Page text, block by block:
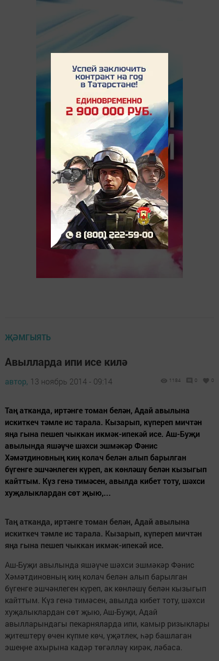
ҖӘМГЫЯТЬ
Авылларда ипи исе килә
автор, 13 ноябрь 2014 - 09:14 1184 0 0
Таң атканда, иртәнге томан белән, Адай авылына
искиткеч тәмле ис тарала. Кызарып, күпереп мичтән
яңа гына пешеп чыккан икмәк-ипекәй исе. Аш-Буҗи
авылында яшәүче шәхси эшмәкәр Фәнис
Хәмәтдиновның киң колач белән алып барылган
бүгенге эшчәнлеген күреп, ак көнләшү белән кызыгып
кайттым. Күз генә тимәсен, авылда кибет тоту, шәхси
хуҗалыклардан сөт җыю,...
Таң атканда, иртәнге томан белән, Адай авылына
искиткеч тәмле ис тарала. Кызарып, күпереп мичтән
яңа гына пешеп чыккан икмәк-ипекәй исе.
Аш-Буҗи авылында яшәүче шәхси эшмәкәр Фәнис
Хәмәтдиновның киң колач белән алып барылган
бүгенге эшчәнлеген күреп, ак көнләшү белән кызыгып
кайттым. Күз генә тимәсен, авылда кибет тоту, шәхси
хуҗалыклардан сөт җыю, Аш-Буҗи, Адай
авылларындагы пекарняларда ипи, камыр ризыклары
җитештерү өчен күпме көч, үҗәтлек, һәр башлаган
эшеңне ахырына кадәр төгәлләү кирәк, ләбаса.